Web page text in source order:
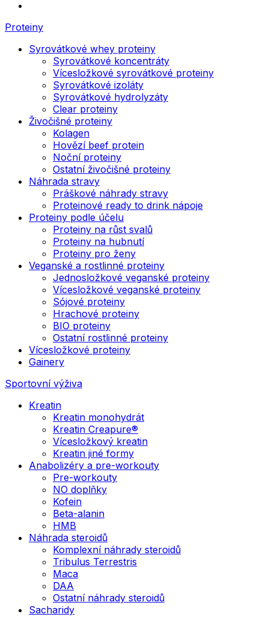
Proteiny
Syrovátkové whey proteiny
Syrovátkové koncentráty
Vícesložkové syrovátkové proteiny
Syrovátkové izoláty
Syrovátkové hydrolyzáty
Clear proteiny
Živočišné proteiny
Kolagen
Hovězí beef protein
Noční proteiny
Ostatní živočišné proteiny
Náhrada stravy
Práškové náhrady stravy
Proteinové ready to drink nápoje
Proteiny podle účelu
Proteiny na růst svalů
Proteiny na hubnutí
Proteiny pro ženy
Veganské a rostlinné proteiny
Jednosložkové veganské proteiny
Vícesložkové veganské proteiny
Sójové proteiny
Hrachové proteiny
BIO proteiny
Ostatní rostlinné proteiny
Vícesložkové proteiny
Gainery
Sportovní výživa
Kreatin
Kreatin monohydrát
Kreatin Creapure®
Vícesložkový kreatin
Kreatin jiné formy
Anabolizéry a pre-workouty
Pre-workouty
NO doplňky
Kofein
Beta-alanin
HMB
Náhrada steroidů
Komplexní náhrady steroidů
Tribulus Terrestris
Maca
DAA
Ostatní náhrady steroidů
Sacharidy